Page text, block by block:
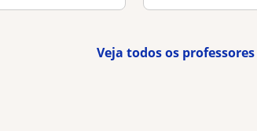
Veja todos os